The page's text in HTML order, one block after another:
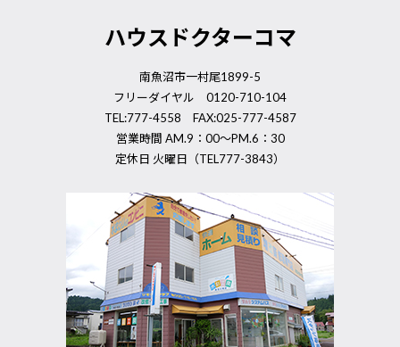
ハウスドクターコマ
南魚沼市一村尾1899-5
フリーダイヤル 0120-710-104
TEL:777-4558 FAX:025-777-4587
営業時間 AM.9：00～PM.6：30
定休日 火曜日（TEL777-3843）